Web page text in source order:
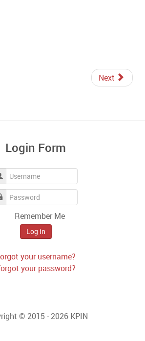
Next
Login Form
Username
Password
Remember Me
Log in
your username?
your password?
© 2015 - 2026 KPIN